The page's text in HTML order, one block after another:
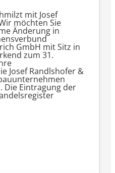
mit Josef
möchten Sie
Änderung in
GmbH mit Sitz in
zum 31.
Josef Randlshofer &
Die Eintragung der